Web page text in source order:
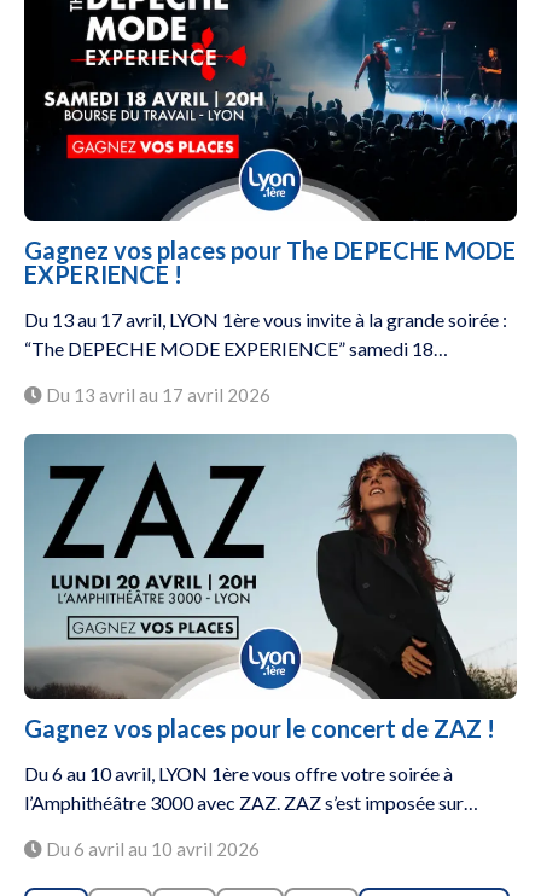
Gagnez vos places pour The DEPECHE MODE
EXPERIENCE !
Du 13 au 17 avril, LYON 1ère vous invite à la grande soirée :
“The DEPECHE MODE EXPERIENCE” samedi 18…
Du 13 avril au 17 avril 2026
Gagnez vos places pour le concert de ZAZ !
Du 6 au 10 avril, LYON 1ère vous offre votre soirée à
l’Amphithéâtre 3000 avec ZAZ. ZAZ s’est imposée sur…
Du 6 avril au 10 avril 2026